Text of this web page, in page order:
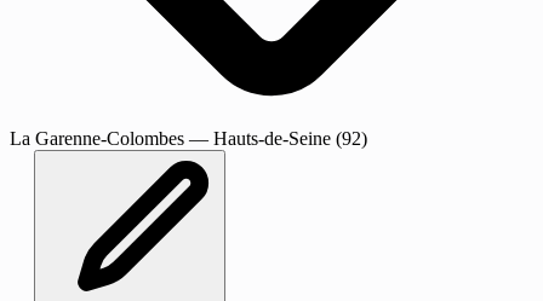
La Garenne-Colombes — Hauts-de-Seine (92)